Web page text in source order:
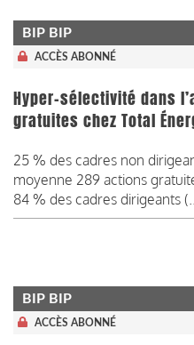
BIP BIP
ACCÈS ABONNÉ
Hyper-sélectivité dans
gratuites chez Total
25 % des cadres non
moyenne 289 actions
84 % des cadres dirigeants
BIP BIP
ACCÈS ABONNÉ